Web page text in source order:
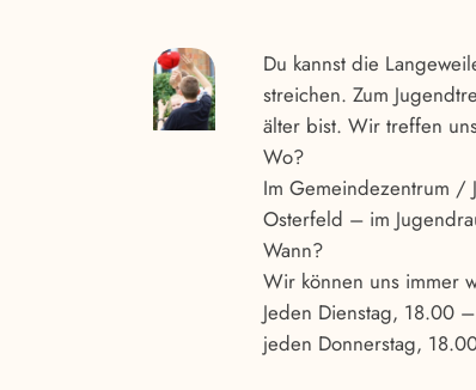
Du kannst die
streichen. Zum
älter bist. Wir treffen
Wo?
Im Gemeindezentrum /
Osterfeld – im
Wann?
Wir können uns immer
Jeden Dienstag, 18.00
jeden Donnerstag,